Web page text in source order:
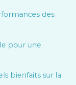
des
pour une
bienfaits sur la